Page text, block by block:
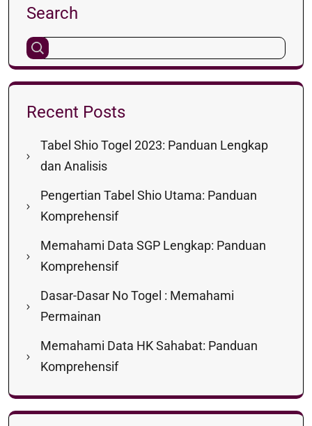
Search
Recent Posts
Tabel Shio Togel 2023: Panduan Lengkap
dan Analisis
Pengertian Tabel Shio Utama: Panduan
Komprehensif
Memahami Data SGP Lengkap: Panduan
Komprehensif
Dasar-Dasar No Togel : Memahami
Permainan
Memahami Data HK Sahabat: Panduan
Komprehensif